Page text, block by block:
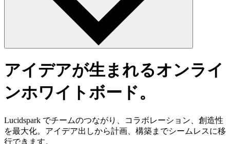
アイデアが生まれるオンライ
ンホワイトボード。
Lucidspark でチームのつながり、コラボレーション、創造性
を最大化。アイデア出しから計画、構築までシームレスに移
行できます。